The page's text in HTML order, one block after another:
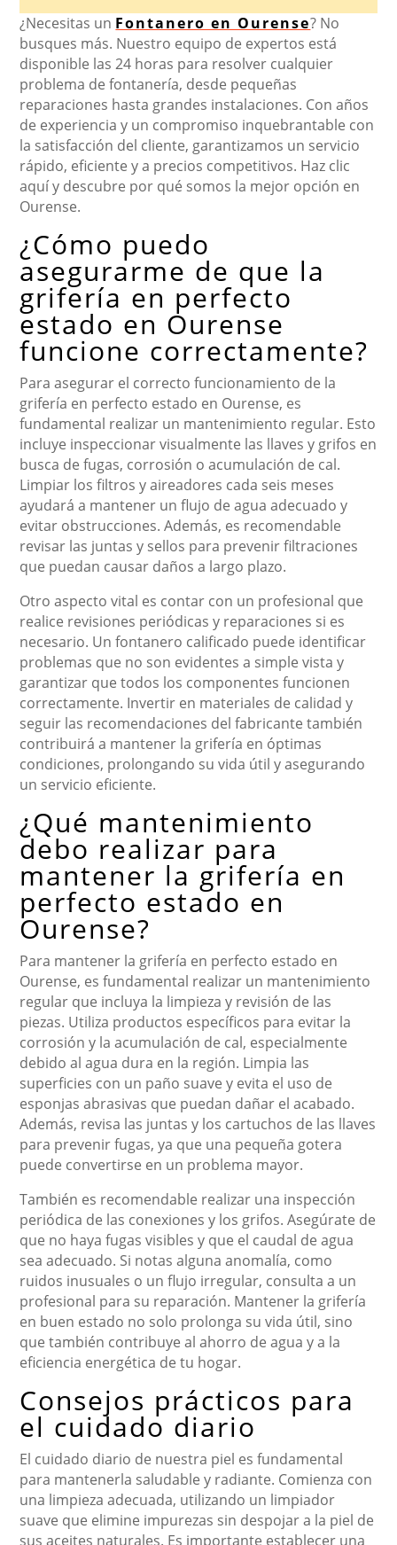
¿Necesitas un Fontanero en Ourense? No
busques más. Nuestro equipo de expertos está
disponible las 24 horas para resolver cualquier
problema de fontanería, desde pequeñas
reparaciones hasta grandes instalaciones. Con años
de experiencia y un compromiso inquebrantable con
la satisfacción del cliente, garantizamos un servicio
rápido, eficiente y a precios competitivos. Haz clic
aquí y descubre por qué somos la mejor opción en
Ourense.
¿Cómo puedo
asegurarme de que la
grifería en perfecto
estado en Ourense
funcione correctamente?
Para asegurar el correcto funcionamiento de la
grifería en perfecto estado en Ourense, es
fundamental realizar un mantenimiento regular. Esto
incluye inspeccionar visualmente las llaves y grifos en
busca de fugas, corrosión o acumulación de cal.
Limpiar los filtros y aireadores cada seis meses
ayudará a mantener un flujo de agua adecuado y
evitar obstrucciones. Además, es recomendable
revisar las juntas y sellos para prevenir filtraciones
que puedan causar daños a largo plazo.
Otro aspecto vital es contar con un profesional que
realice revisiones periódicas y reparaciones si es
necesario. Un fontanero calificado puede identificar
problemas que no son evidentes a simple vista y
garantizar que todos los componentes funcionen
correctamente. Invertir en materiales de calidad y
seguir las recomendaciones del fabricante también
contribuirá a mantener la grifería en óptimas
condiciones, prolongando su vida útil y asegurando
un servicio eficiente.
¿Qué mantenimiento
debo realizar para
mantener la grifería en
perfecto estado en
Ourense?
Para mantener la grifería en perfecto estado en
Ourense, es fundamental realizar un mantenimiento
regular que incluya la limpieza y revisión de las
piezas. Utiliza productos específicos para evitar la
corrosión y la acumulación de cal, especialmente
debido al agua dura en la región. Limpia las
superficies con un paño suave y evita el uso de
esponjas abrasivas que puedan dañar el acabado.
Además, revisa las juntas y los cartuchos de las llaves
para prevenir fugas, ya que una pequeña gotera
puede convertirse en un problema mayor.
También es recomendable realizar una inspección
periódica de las conexiones y los grifos. Asegúrate de
que no haya fugas visibles y que el caudal de agua
sea adecuado. Si notas alguna anomalía, como
ruidos inusuales o un flujo irregular, consulta a un
profesional para su reparación. Mantener la grifería
en buen estado no solo prolonga su vida útil, sino
que también contribuye al ahorro de agua y a la
eficiencia energética de tu hogar.
Consejos prácticos para
el cuidado diario
El cuidado diario de nuestra piel es fundamental
para mantenerla saludable y radiante. Comienza con
una limpieza adecuada, utilizando un limpiador
suave que elimine impurezas sin despojar a la piel de
sus aceites naturales. Es importante establecer una